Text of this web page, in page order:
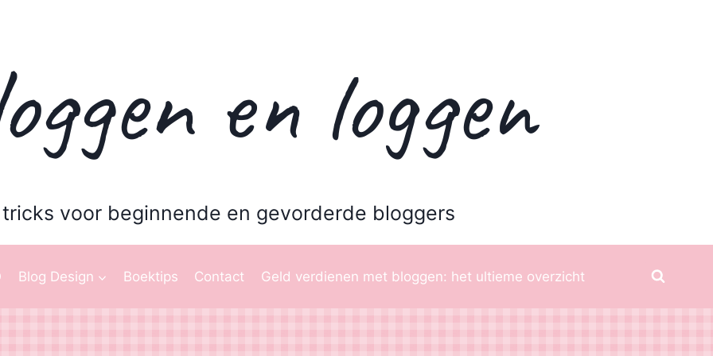
en loggen
voor beginnende en gevorderde bloggers
Blog Design Boektips Contact Geld verdienen met bloggen: het ultieme overzicht